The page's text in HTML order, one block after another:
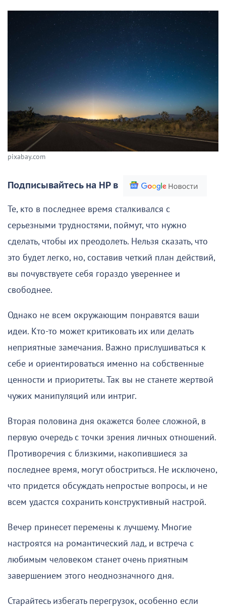
pixabay.com
Подписывайтесь на НР в
Те, кто в последнее время сталкивался с
серьезными трудностями, поймут, что нужно
сделать, чтобы их преодолеть. Нельзя сказать, что
это будет легко, но, составив четкий план действий,
вы почувствуете себя гораздо увереннее и
свободнее.
Однако не всем окружающим понравятся ваши
идеи. Кто-то может критиковать их или делать
неприятные замечания. Важно прислушиваться к
себе и ориентироваться именно на собственные
ценности и приоритеты. Так вы не станете жертвой
чужих манипуляций или интриг.
Вторая половина дня окажется более сложной, в
первую очередь с точки зрения личных отношений.
Противоречия с близкими, накопившиеся за
последнее время, могут обостриться. Не исключено,
что придется обсуждать непростые вопросы, и не
всем удастся сохранить конструктивный настрой.
Вечер принесет перемены к лучшему. Многие
настроятся на романтический лад, и встреча с
любимым человеком станет очень приятным
завершением этого неоднозначного дня.
Старайтесь избегать перегрузок, особенно если